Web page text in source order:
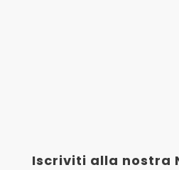
Iscriviti alla nostra